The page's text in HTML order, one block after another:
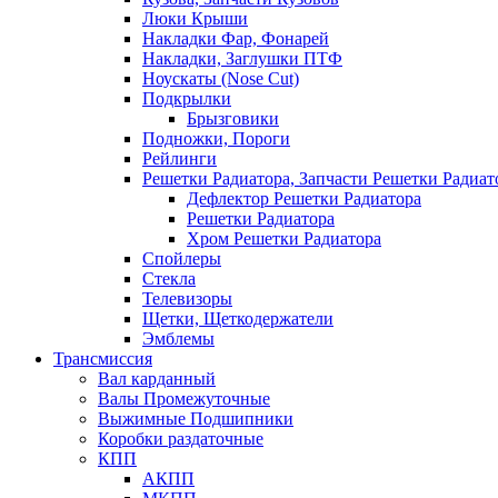
Люки Крыши
Накладки Фар, Фонарей
Накладки, Заглушки ПТФ
Ноускаты (Nose Cut)
Подкрылки
Брызговики
Подножки, Пороги
Рейлинги
Решетки Радиатора, Запчасти Решетки
Дефлектор Решетки Радиатора
Решетки Радиатора
Хром Решетки Радиатора
Спойлеры
Стекла
Телевизоры
Щетки, Щеткодержатели
Эмблемы
Трансмиссия
Вал карданный
Валы Промежуточные
Выжимные Подшипники
Коробки раздаточные
КПП
АКПП